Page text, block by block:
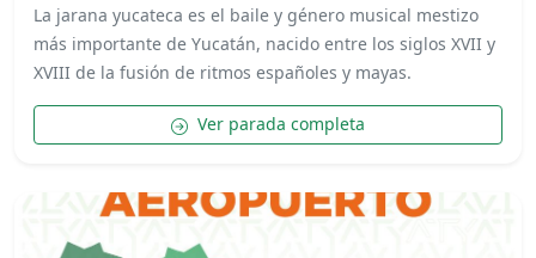
La jarana yucateca es el baile y género musical mestizo
más importante de Yucatán, nacido entre los siglos XVII y
XVIII de la fusión de ritmos españoles y mayas.
Ver parada completa